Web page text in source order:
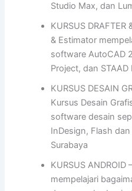
Studio Max, dan
KURSUS DRAFTER
& Estimator
software AutoCAD
Project, dan STAAD
KURSUS DESAIN
Kursus Desain
software desain
InDesign, Flash
Surabaya
KURSUS
mempelajari